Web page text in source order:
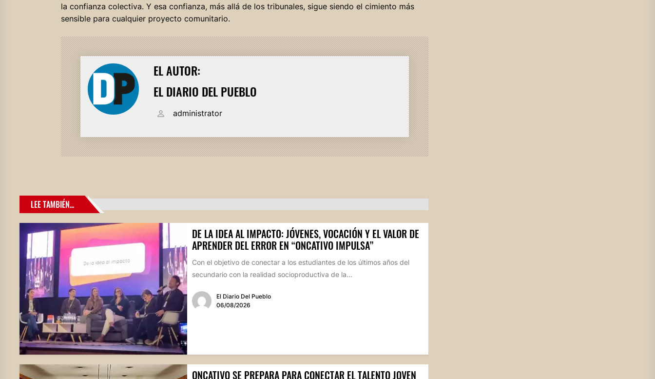
la confianza colectiva. Y esa confianza, más allá de los tribunales, sigue siendo el cimiento más
sensible para cualquier proyecto comunitario.
EL AUTOR:
EL DIARIO DEL PUEBLO
administrator
LEE TAMBIÉN...
DE LA IDEA AL IMPACTO: JÓVENES, VOCACIÓN Y EL VALOR DE
APRENDER DEL ERROR EN “ONCATIVO IMPULSA”
Con el objetivo de conectar a los estudiantes de los últimos años del
secundario con la realidad socioproductiva de la...
El Diario Del Pueblo
06/08/2026
ONCATIVO SE PREPARA PARA CONECTAR EL TALENTO JOVEN